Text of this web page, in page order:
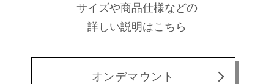
サイズや商品仕様などの
詳しい説明はこちら
オンデマウント